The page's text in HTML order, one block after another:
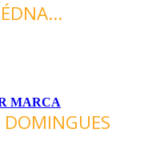
MARCA
DOMINGUES